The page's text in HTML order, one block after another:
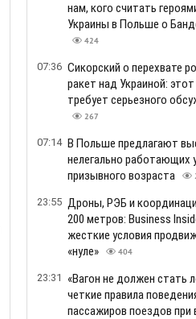
нам, кого считать
Украины в Польше о
424
07:36 Сикорский о перехвате
ракет над Украиной:
требует серьезного
267
07:14 В Польше предлагают
нелегально работающих
призывного возраста
23:55 Дроны, РЭБ и
200 метров: Business
жесткие условия
«нуле»
404
23:31
«Вагон не должен стать
четкие правила
пассажиров поездов при